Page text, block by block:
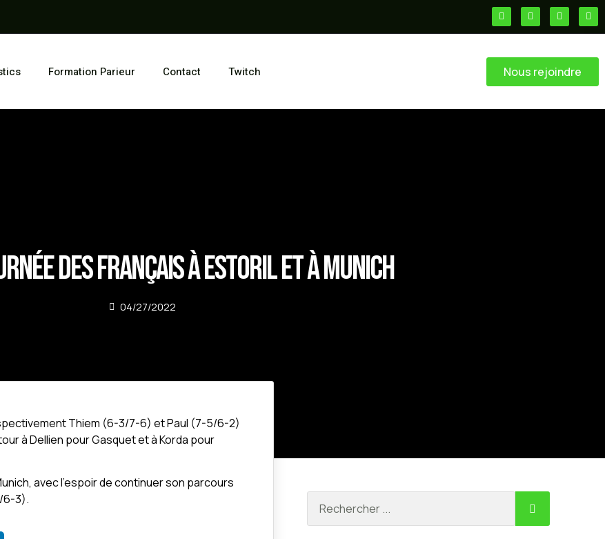
Formation Parieur Contact Twitch Nous rejoindre
des français à Estoril et à Munich
04/27/2022
Thiem (6-3/7-6) et Paul (7-5/6-2)
à Dellien pour Gasquet et à Korda pour
avec l’espoir de continuer son parcours
6-3).